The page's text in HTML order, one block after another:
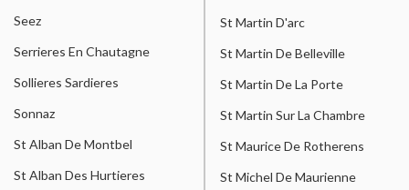
Seez
Serrieres En Chautagne
Sollieres Sardieres
Sonnaz
St Alban De Montbel
St Alban Des Hurtieres
St Martin D'arc
St Martin De Belleville
St Martin De La Porte
St Martin Sur La Chambre
St Maurice De Rotherens
St Michel De Maurienne